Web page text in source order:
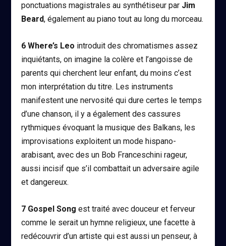
ponctuations magistrales au synthétiseur par Jim
Beard, également au piano tout au long du morceau.
6Where’s Leo introduit des chromatismes assez
inquiétants, on imagine la colère et l’angoisse de
parents qui cherchent leur enfant, du moins c’est
mon interprétation du titre. Les instruments
manifestent une nervosité qui dure certes le temps
d’une chanson, il y a également des cassures
rythmiques évoquant la musique des Balkans, les
improvisations exploitent un mode hispano-
arabisant, avec des un Bob Franceschini rageur,
aussi incisif que s’il combattait un adversaire agile
et dangereux.
7 Gospel Song est traité avec douceur et ferveur
comme le serait un hymne religieux, une facette à
redécouvrir d’un artiste qui est aussi un penseur, à